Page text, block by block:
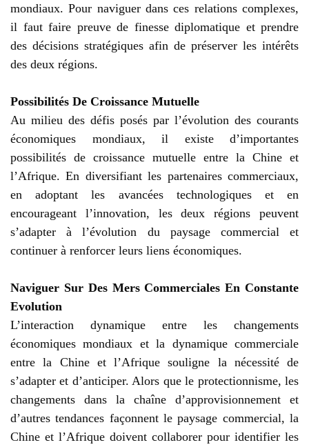
mondiaux. Pour naviguer dans ces relations complexes,
il faut faire preuve de finesse diplomatique et prendre
des décisions stratégiques afin de préserver les intérêts
des deux régions.
Possibilités De Croissance Mutuelle
Au milieu des défis posés par l’évolution des courants
économiques mondiaux, il existe d’importantes
possibilités de croissance mutuelle entre la Chine et
l’Afrique. En diversifiant les partenaires commerciaux,
en adoptant les avancées technologiques et en
encourageant l’innovation, les deux régions peuvent
s’adapter à l’évolution du paysage commercial et
continuer à renforcer leurs liens économiques.
Naviguer Sur Des Mers Commerciales En Constante
Evolution
L’interaction dynamique entre les changements
économiques mondiaux et la dynamique commerciale
entre la Chine et l’Afrique souligne la nécessité de
s’adapter et d’anticiper. Alors que le protectionnisme, les
changements dans la chaîne d’approvisionnement et
d’autres tendances façonnent le paysage commercial, la
Chine et l’Afrique doivent collaborer pour identifier les